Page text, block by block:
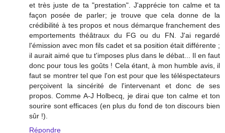
et très juste de ta "prestation". J'apprécie ton calme et ta
façon posée de parler; je trouve que cela donne de la
crédibilité à tes propos et nous démarque franchement des
emportements théâtraux du FG ou du FN. J'ai regardé
l'émission avec mon fils cadet et sa position était différente ;
il aurait aimé que tu t'imposes plus dans le débat... Il en faut
donc pour tous les goûts ! Cela étant, à mon humble avis, il
faut se montrer tel que l'on est pour que les téléspectateurs
perçoivent la sincérité de l'intervenant et donc de ses
propos. Comme A-J Holbecq, je dirai que ton calme et ton
sourire sont efficaces (en plus du fond de ton discours bien
sûr !).
Répondre